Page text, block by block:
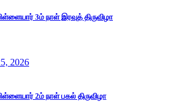
3ம் நாள் இரவுத் திருவிழா
2026
2ம் நாள் பகல் திருவிழா